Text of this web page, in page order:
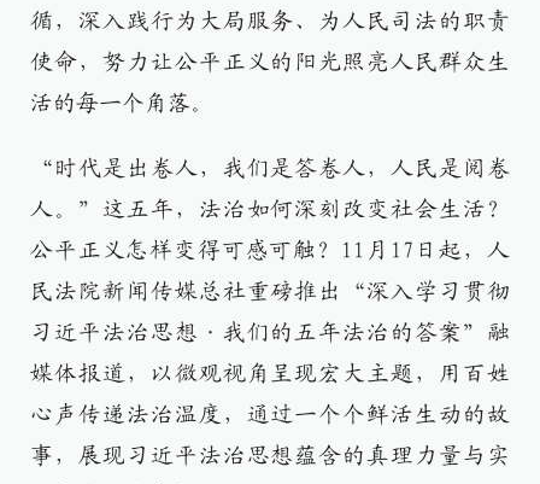
循，深入践行为大局服务、为人民司法的职责
使命，努力让公平正义的阳光照亮人民群众生
活的每一个角落。
“时代是出卷人，我们是答卷人，人民是阅卷
人。”这五年，法治如何深刻改变社会生活？
公平正义怎样变得可感可触？11月17日起，人
民法院新闻传媒总社重磅推出“深入学习贯彻
习近平法治思想·我们的五年法治的答案”融
媒体报道，以微观视角呈现宏大主题，用百姓
心声传递法治温度，通过一个个鲜活生动的故
事，展现习近平法治思想蕴含的真理力量与实